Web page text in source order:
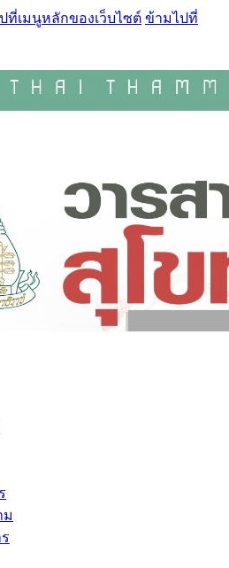
ที่เมนูหลักของเว็บไซต์ ข้ามไปที่
ม